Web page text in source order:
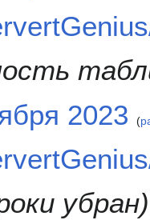
2023
убран